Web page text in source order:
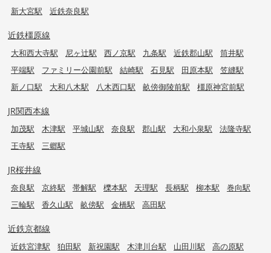
新大宮駅
近鉄奈良駅
近鉄橿原線
大和西大寺駅 尼ヶ辻駅 西ノ京駅 九条駅 近鉄郡山駅
筒井駅
平端駅
ファミリー公園前駅 結崎駅 石見駅 田原本駅
笠縫駅
新ノ口駅
大和八木駅 八木西口駅 畝傍御陵前駅 橿原神宮前駅
JR関西本線
加茂駅 木津駅 平城山駅 奈良駅 郡山駅 大和小泉駅
法隆寺駅
王寺駅
三郷駅
JR桜井線
奈良駅 京終駅 帯解駅 櫟本駅 天理駅 長柄駅 柳本駅
巻向駅
三輪駅
香久山駅 畝傍駅 金橋駅 高田駅
近鉄京都線
近鉄宮津駅 狛田駅 新祝園駅 木津川台駅 山田川駅
高の原駅